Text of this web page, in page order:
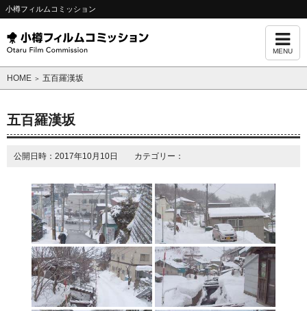
小樽フィルムコミッション
MENU
HOME ＞ 五百羅漢坂
五百羅漢坂
公開日時：2017年10月10日 カテゴリー：